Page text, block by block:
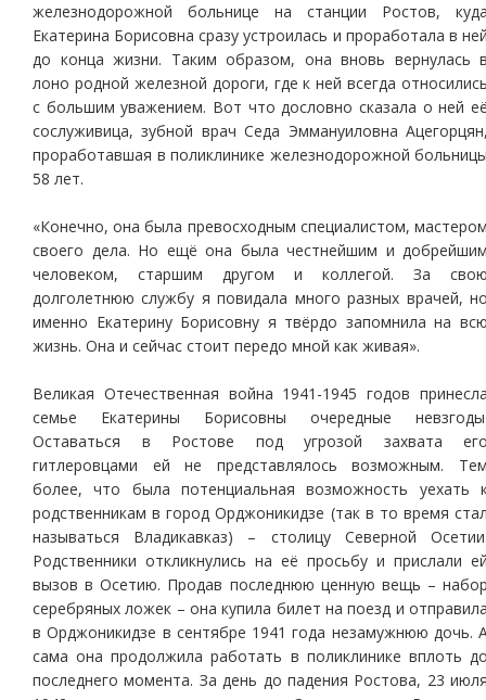
железнодорожной больнице на станции Ростов,
Екатерина Борисовна сразу устроилась и проработала в
до конца жизни. Таким образом, она вновь вернулась
лоно родной железной дороги, где к ней всегда
с большим уважением. Вот что дословно сказала о ней
сослуживица, зубной врач Седа Эммануиловна
проработавшая в поликлинике железнодорожной
58 лет.
«Конечно, она была превосходным специалистом,
своего дела. Но ещё она была честнейшим и
человеком, старшим другом и коллегой. За
долголетнюю службу я повидала много разных врачей,
именно Екатерину Борисовну я твёрдо запомнила на
жизнь. Она и сейчас стоит передо мной как живая».
Великая Отечественная война 1941-1945 годов
семье Екатерины Борисовны очередные
Оставаться в Ростове под угрозой захвата
гитлеровцами ей не представлялось возможным.
более, что была потенциальная возможность уехать
родственникам в город Орджоникидзе (так в то время
называться Владикавказ) – столицу Северной
Родственники откликнулись на её просьбу и прислали
вызов в Осетию. Продав последнюю ценную вещь –
серебряных ложек – она купила билет на поезд и
в Орджоникидзе в сентябре 1941 года незамужнюю дочь.
сама она продолжила работать в поликлинике вплоть
последнего момента. За день до падения Ростова, 23